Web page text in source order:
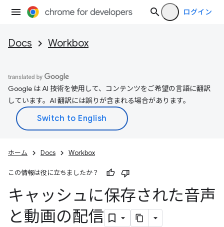
ログイン
Docs Workbox
Google は AI 技術を使用して、コンテンツをご希望の言語に翻訳
しています。AI 翻訳には誤りが含まれる場合があります。
ホーム Docs Workbox
この情報は役に立ちましたか？
キャッシュに保存された音声
と動画の配信